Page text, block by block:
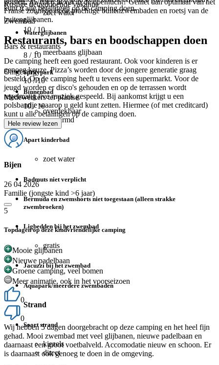
kunt u alle betalingen op de camping doen.
golven. Zwem u liever in de openlucht? Geniet dan optimaal van het
Franse zonnetje in de prachtige buitenzwembaden en roetsj van de
buitenglijbanen.
Restaurants, bars en boodschappen doen
De camping heeft een goed restaurant. Ook voor kinderen is er
genoeg keuze. Pizza’s worden door de jongere generatie graag
besteld. Op de camping heeft u tevens een supermarkt. Voor de
jeugd worden er disco's gehouden en op de terrassen wordt
regelmatig live muziek gespeeld. Bij aankomst krijgt u een
polsbandje waarop u geld kunt zetten. Hiermee (of met creditcard)
kunt u alle betalingen op de camping doen.
zoet water
Waterglijbanen
meerbaans glijbaan
Spraypark
Binnenbad
overdekbaar
verwarmd
Apart kinderbad
zoet water
Badmuts niet verplicht
Bermuda en zwemshorts niet toegestaan (alleen strakke
zwembroeken)
Ligbedden bij het zwembad
gratis
Jacuzzi bij het zwembad
Aquapark/meerdere zwembaden
Strand
Soort strand
kiezels
direct
Rustige deugddoende vakantie
Zwembad
10 / 10
Bars & restaurants
8 / 10
Omgeving
10/ 10
Medewerkers ter plaatse
10/ 10
Hele review lezen
Bijen
26 04 2026
Familie (jongste kind >6 jaar)
5
Topdagen op deze kindvriendelijke camping
Mooie glijbanen
Nieuwe padelbaan
Groene camping, veel bomen
Meer animatie, ook in het voorseizoen
0
0
Wij hebben 5 dagen doorgebracht op deze camping en het heel fijn
gehad. Mooi zwembad met veel glijbanen, nieuwe padelbaan en
daarnaast een groot voetbalveld. Accomodatie nieuw en schoon. Er
is daarnaast ook genoeg te doen in de omgeving.